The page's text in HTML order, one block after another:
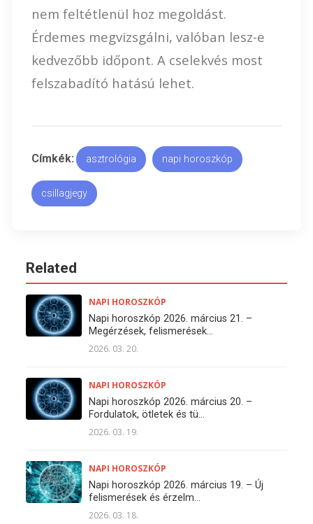
nem feltétlenül hoz megoldást.
Érdemes megvizsgálni, valóban lesz-e
kedvezőbb időpont. A cselekvés most
felszabadító hatású lehet.
Címkék: asztrológia napi horoszkóp
csillagjegy
Related
NAPI HOROSZKÓP
Napi horoszkóp 2026. március 21. –
Megérzések, felismerések...
2026. 03. 20.
NAPI HOROSZKÓP
Napi horoszkóp 2026. március 20. –
Fordulatok, ötletek és tü...
2026. 03. 19.
NAPI HOROSZKÓP
Napi horoszkóp 2026. március 19. – Új
felismerések és érzelm...
2026. 03. 18.